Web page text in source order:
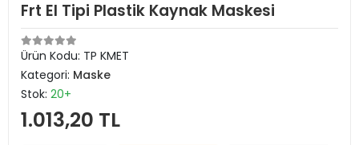
Frt El Tipi Plastik Kaynak Maskesi
Ürün Kodu: TP KMET
Kategori: Maske
Stok: 20+
1.013,20 TL